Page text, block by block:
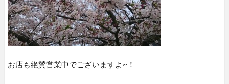
お店も絶賛営業中でございますよ~！